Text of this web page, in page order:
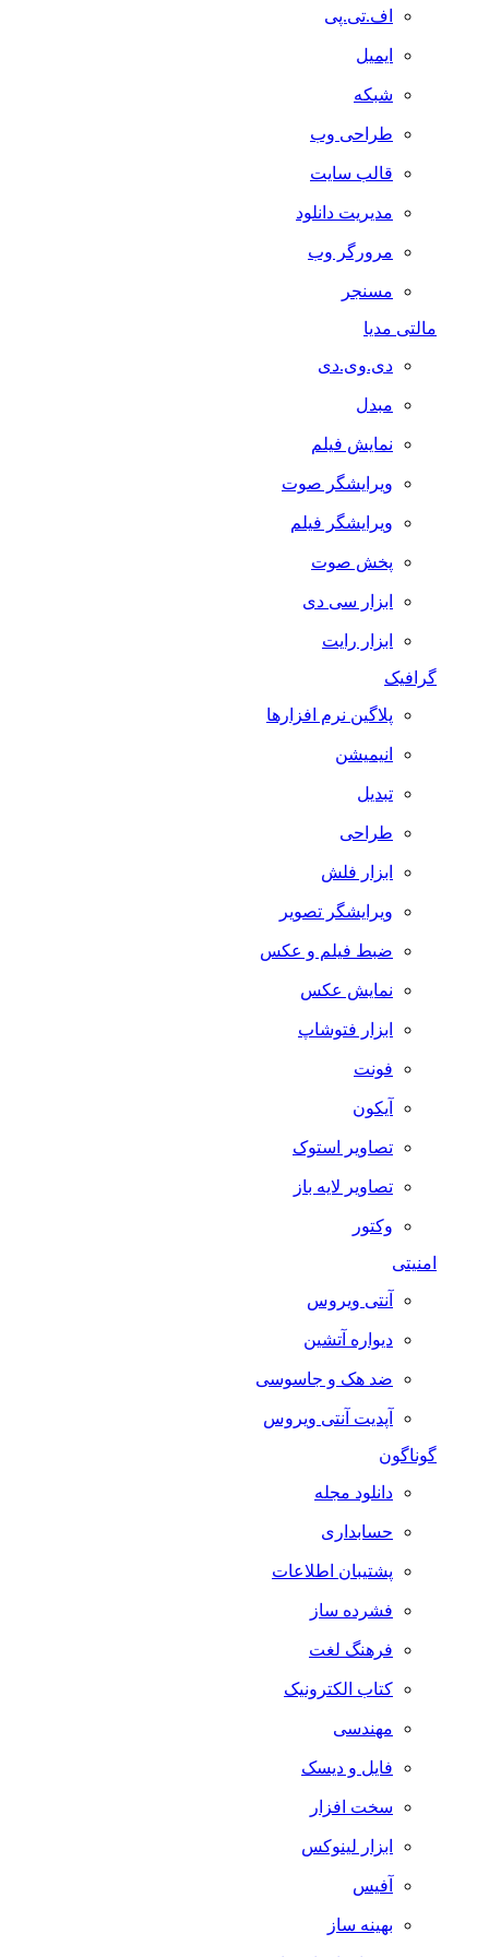
اف.تی.پی
ایمیل
شبکه
طراحی وب
قالب سایت
مدیریت دانلود
مرورگر وب
مسنجر
مالتی مدیا
دی.وی.دی
مبدل
نمایش فیلم
ویرایشگر صوت
ویرایشگر فیلم
پخش صوت
ابزار سی دی
ابزار رایت
گرافیک
پلاگین نرم افزارها
انیمیشن
تبدیل
طراحی
ابزار فلش
ویرایشگر تصویر
ضبط فيلم و عكس
نمایش عکس
ابزار فتوشاپ
فونت
آیکون
تصاویر استوک
تصاویر لایه باز
وکتور
آنتی ویروس
دیواره آتشین
ضد هک و جاسوسی
آپدیت آنتی ویروس
گوناگون
دانلود مجله
حسابداری
پشتیبان اطلاعات
فشرده ساز
فرهنگ لغت
کتاب الکترونیک
مهندسی
فایل و دیسک
سخت افزار
ابزار لینوکس
آفیس
بهینه ساز